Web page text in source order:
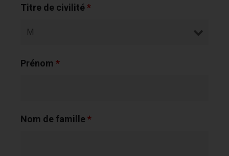
Titre de civilité*
Prénom*
Nom de famille*